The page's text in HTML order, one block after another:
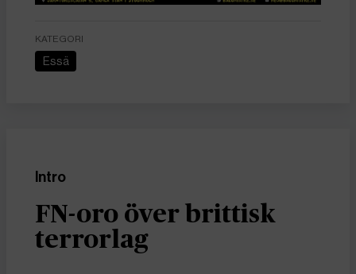
KATEGORI
Essä
Intro
FN-oro över brittisk
terrorlag